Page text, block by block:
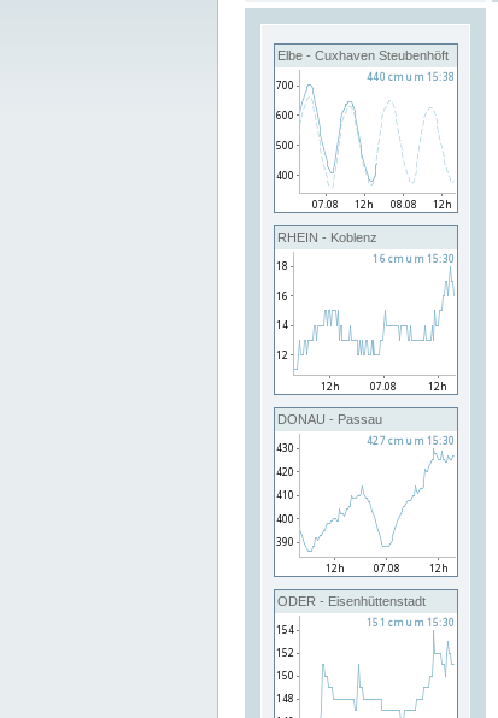
Elbe - Cuxhaven Steubenhöft
RHEIN - Koblenz
DONAU - Passau
ODER - Eisenhüttenstadt